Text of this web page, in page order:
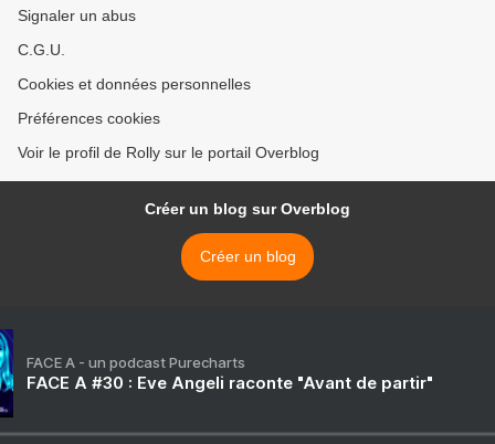
Signaler un abus
C.G.U.
Cookies et données personnelles
Préférences cookies
Voir le profil de Rolly sur le portail Overblog
Créer un blog sur Overblog
Créer un blog
FACE A - un podcast Purecharts
FACE A #30 : Eve Angeli raconte "Avant de partir"